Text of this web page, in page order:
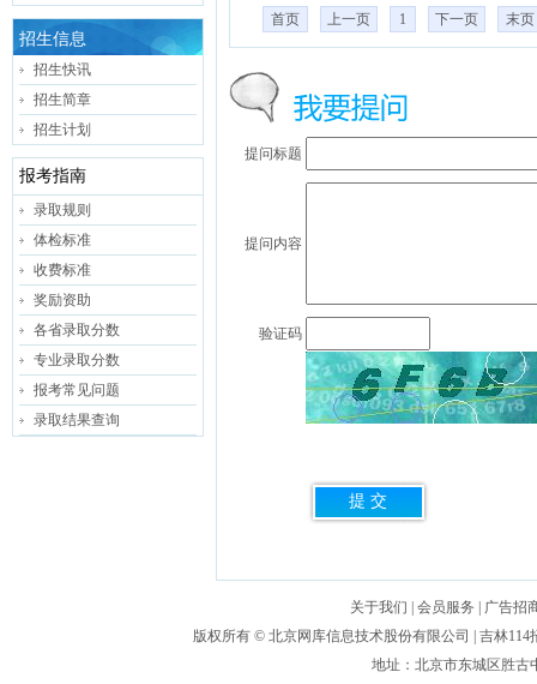
招生信息
招生快讯
招生简章
招生计划
报考指南
录取规则
体检标准
收费标准
奖励资助
各省录取分数
专业录取分数
报考常见问题
录取结果查询
首页 上一页 1 下一页 末页
提问标题
提问内容
验证码
关于我们 会员服务
广告招
版权所有 © 北京网库信息技术股份有限公司
| 吉林
地址：北京市东城区胜